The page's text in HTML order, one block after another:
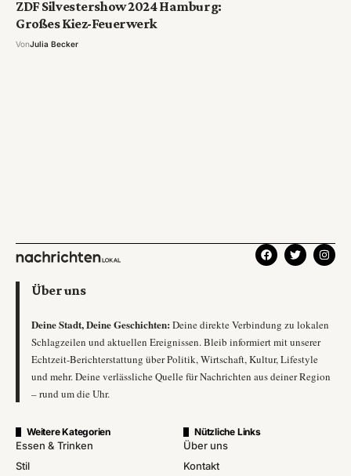
ZDF Silvestershow 2024 Hamburg:
Großes Kiez-Feuerwerk
VonJulia Becker
Über uns
Deine Stadt, Deine Geschichten: Deine direkte Verbindung zu lokalen
Schlagzeilen und aktuellen Ereignissen. Bleib informiert mit unserer
Echtzeit-Berichterstattung über Politik, Wirtschaft, Kultur, Lifestyle
und mehr. Deine verlässliche Quelle für Nachrichten aus deiner Region
– rund um die Uhr.
Weitere Kategorien
Essen & Trinken
Stil
Nützliche Links
Über uns
Kontakt